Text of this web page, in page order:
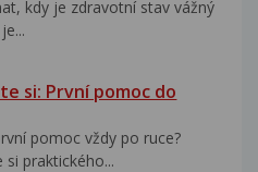
kdy je zdravotní stav vážný
si: První pomoc do
pomoc vždy po ruce?
si praktického...